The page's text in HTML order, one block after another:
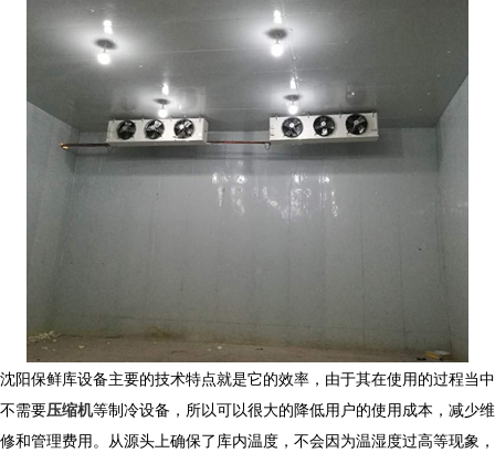
沈阳保鲜库设备主要的技术特点就是它的效率，由于其在使用的过程当中
不需要压缩机等制冷设备，所以可以很大的降低用户的使用成本，减少维
修和管理费用。从源头上确保了库内温度，不会因为温湿度过高等现象，